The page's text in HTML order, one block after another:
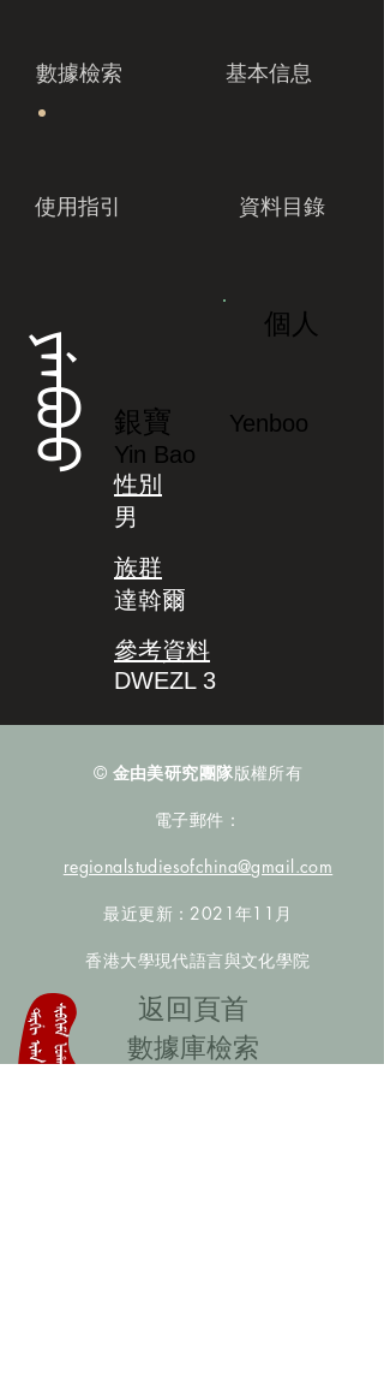
數據檢索 基本信息
使用指引 資料目錄
ᠶᡝᠨᠪᠣᠣ
個人
銀寶
Yenboo
Yin Bao
性別
男
族群
達斡爾
參考資料
DWEZL 3
© 金由美研究團隊版權所有
電子郵件：
regionalstudiesofchina@gmail.com
最近更新：2021年11月
香港大學現代語言與文化學院
​返回頁首
數據庫檢索